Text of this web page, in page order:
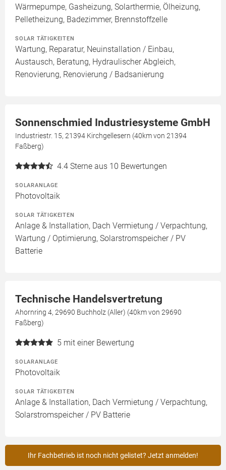
Wärmepumpe, Gasheizung, Solarthermie, Ölheizung,
Pelletheizung, Badezimmer, Brennstoffzelle
SOLAR TÄTIGKEITEN
Wartung, Reparatur, Neuinstallation / Einbau,
Austausch, Beratung, Hydraulischer Abgleich,
Renovierung, Renovierung / Badsanierung
Sonnenschmied Industriesysteme GmbH
Industriestr. 15, 21394 Kirchgellesern (40km von 21394
Faßberg)
4.4 Sterne aus 10 Bewertungen
SOLARANLAGE
Photovoltaik
SOLAR TÄTIGKEITEN
Anlage & Installation, Dach Vermietung / Verpachtung,
Wartung / Optimierung, Solarstromspeicher / PV
Batterie
Technische Handelsvertretung
Ahornring 4, 29690 Buchholz (Aller) (40km von 29690
Faßberg)
5 mit einer Bewertung
SOLARANLAGE
Photovoltaik
SOLAR TÄTIGKEITEN
Anlage & Installation, Dach Vermietung / Verpachtung,
Solarstromspeicher / PV Batterie
Ihr Fachbetrieb ist noch nicht gelistet? Jetzt anmelden!